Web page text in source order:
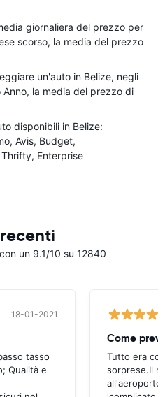
giornaliera del prezzo per
scorso, la media del prezzo
un'auto in Belize, negli
Anno, la media del prezzo di
disponibili in Belize:
Avis Budget
Thrifty Enterprise
un 9.1/10 su 12840
18-01-2021
tasso
Qualità e
Come
Tutto era
sorprese.Il
all'aeroporto